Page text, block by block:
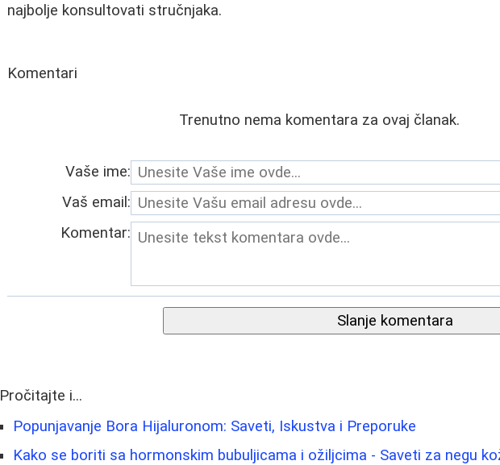
najbolje konsultovati stručnjaka.
Komentari
Trenutno nema komentara za ovaj članak.
Vaše ime:
Vaš email:
Komentar:
Slanje komentara
Pročitajte i...
Popunjavanje Bora Hijaluronom: Saveti, Iskustva i Preporuke
Kako se boriti sa hormonskim bubuljicama i ožiljcima - Saveti za negu